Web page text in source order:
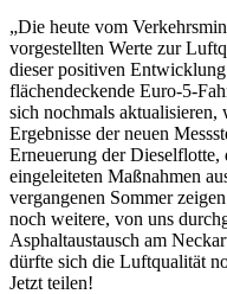
„Die heute vom
vorgestellten Werte zur
dieser positiven
flächendeckende Euro-5-
sich nochmals
Ergebnisse der neuen
Erneuerung der Dieselflotte,
eingeleiteten Maßnahmen
vergangenen Sommer
noch weitere, von uns
Asphaltaustausch am
dürfte sich die Luftqualität
Jetzt teilen!